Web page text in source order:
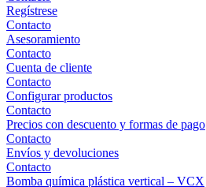
Regístrese
Contacto
Asesoramiento
Contacto
Cuenta de cliente
Contacto
Configurar productos
Contacto
Precios con descuento y formas de pago
Contacto
Envíos y devoluciones
Contacto
Bomba química plástica vertical – VCX